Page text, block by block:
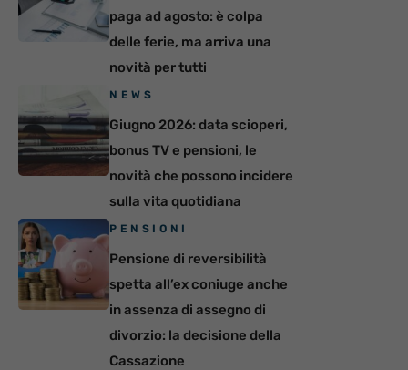
paga ad agosto: è colpa
delle ferie, ma arriva una
novità per tutti
NEWS
Giugno 2026: data scioperi,
bonus TV e pensioni, le
novità che possono incidere
sulla vita quotidiana
PENSIONI
Pensione di reversibilità
spetta all’ex coniuge anche
in assenza di assegno di
divorzio: la decisione della
Cassazione